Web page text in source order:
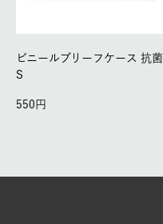
ビニールブリーフケース 抗菌
S
550